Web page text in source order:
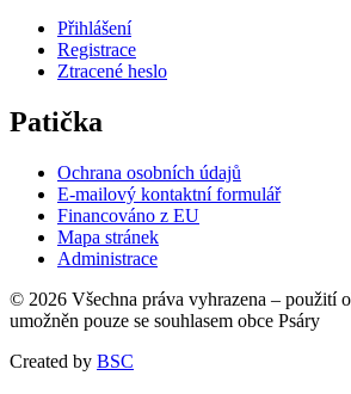
Přihlášení
Registrace
Ztracené heslo
Patička
Ochrana osobních údajů
E-mailový kontaktní formulář
Financováno z EU
Mapa stránek
Administrace
© 2026 Všechna práva vyhrazena – použití
umožněn pouze se souhlasem obce Psáry
Created by BSC